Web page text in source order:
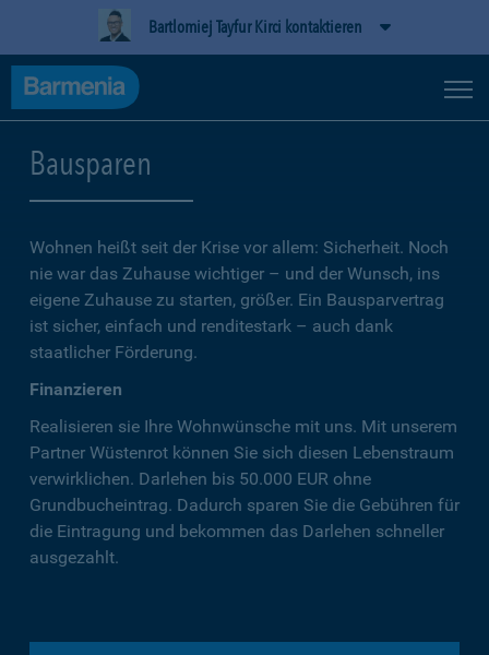
Bartlomiej Tayfur Kirci kontaktieren
Bausparen
Wohnen heißt seit der Krise vor allem: Sicherheit. Noch
nie war das Zuhause wichtiger – und der Wunsch, ins
eigene Zuhause zu starten, größer. Ein Bausparvertrag
ist sicher, einfach und renditestark – auch dank
staatlicher Förderung.
Finanzieren
Realisieren sie Ihre Wohnwünsche mit uns. Mit unserem
Partner Wüstenrot können Sie sich diesen Lebenstraum
verwirklichen. Darlehen bis 50.000 EUR ohne
Grundbucheintrag. Dadurch sparen Sie die Gebühren für
die Eintragung und bekommen das Darlehen schneller
ausgezahlt.